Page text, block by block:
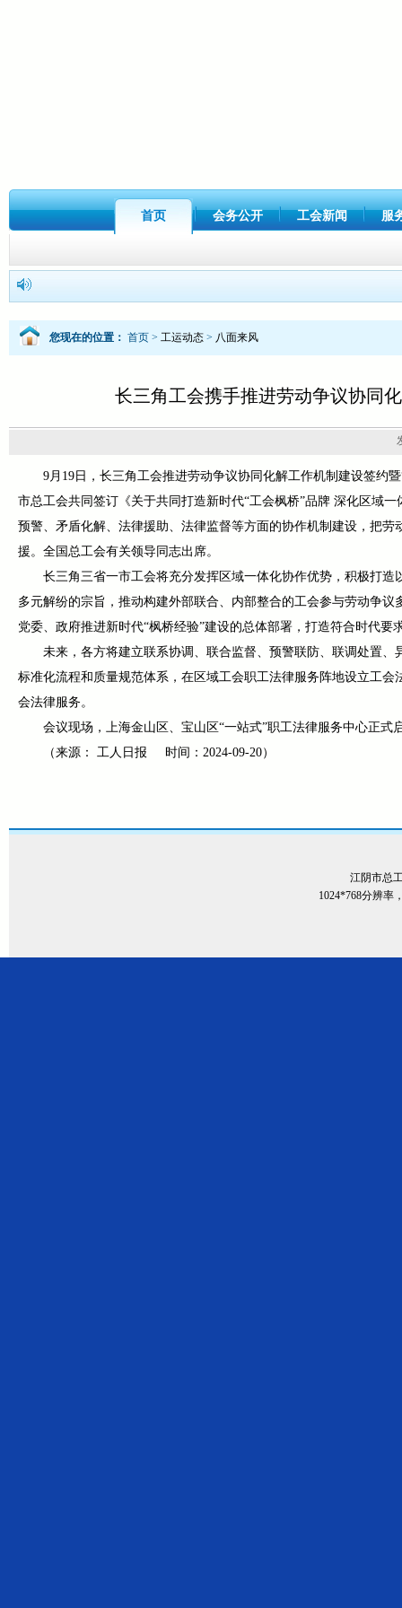
首页 会务公开 工会新闻 服
您现在的位置： 首页 > 工运动态 > 八面来风
长三角工会携手推进劳动争议协同
9月19日，长三角工会推进劳动争议协同化解工作机制建设签约
市总工会共同签订《关于共同打造新时代“工会枫桥”品牌 深化区域
预警、矛盾化解、法律援助、法律监督等方面的协作机制建设，把
援。全国总工会有关领导同志出席。
长三角三省一市工会将充分发挥区域一体化协作优势，积极打
多元解纷的宗旨，推动构建外部联合、内部整合的工会参与劳动争
党委、政府推进新时代“枫桥经验”建设的总体部署，打造符合时代
未来，各方将建立联系协调、联合监督、预警联防、联调处置
标准化流程和质量规范体系，在区域工会职工法律服务阵地设立工会
会法律服务。
会议现场，上海金山区、宝山区“一站式”职工法律服务中心正式
（来源： 工人日报 时间：2024-09-20）
江阴市总
1024*768分辨率